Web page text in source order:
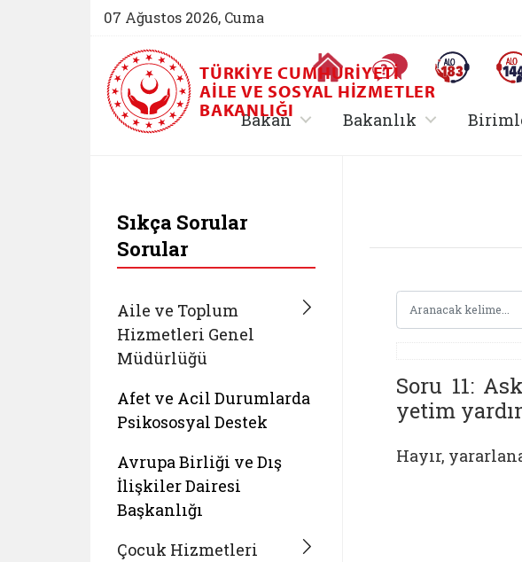
07 Ağustos 2026, Cuma
Ana Sayfa Sıkça Sorulan Sorular
Alo 183
TÜRKIYE CUMHURIYETI
AILE VE SOSYAL HIZMETLER
BAKANLIĞI
Bakan, alt menü içerir
Bakanlık , alt menü
Sıkça Sorular
Sorular
Aile ve Toplum
Hizmetleri Genel
Müdürlüğü
Afet ve Acil Durumlarda
Psikososyal Destek
Avrupa Birliği ve Dış
İlişkiler Dairesi
Başkanlığı
Çocuk Hizmetleri
Soru 11:
yetim
Hayır,